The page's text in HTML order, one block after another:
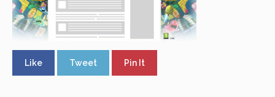
Like Tweet Pin It